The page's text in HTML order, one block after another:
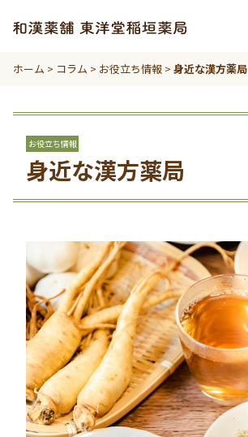
ホーム > コラム > お役立ち情報 > 身近な漢方薬局
お役立ち情報
身近な漢方薬局